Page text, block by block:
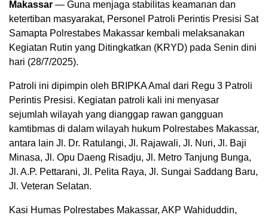
Makassar — Guna menjaga stabilitas keamanan dan
ketertiban masyarakat, Personel Patroli Perintis Presisi Sat
Samapta Polrestabes Makassar kembali melaksanakan
Kegiatan Rutin yang Ditingkatkan (KRYD) pada Senin dini
hari (28/7/2025).
Patroli ini dipimpin oleh BRIPKA Amal dari Regu 3 Patroli
Perintis Presisi. Kegiatan patroli kali ini menyasar
sejumlah wilayah yang dianggap rawan gangguan
kamtibmas di dalam wilayah hukum Polrestabes Makassar,
antara lain Jl. Dr. Ratulangi, Jl. Rajawali, Jl. Nuri, Jl. Baji
Minasa, Jl. Opu Daeng Risadju, Jl. Metro Tanjung Bunga,
Jl. A.P. Pettarani, Jl. Pelita Raya, Jl. Sungai Saddang Baru,
Jl. Veteran Selatan.
Kasi Humas Polrestabes Makassar, AKP Wahiduddin,